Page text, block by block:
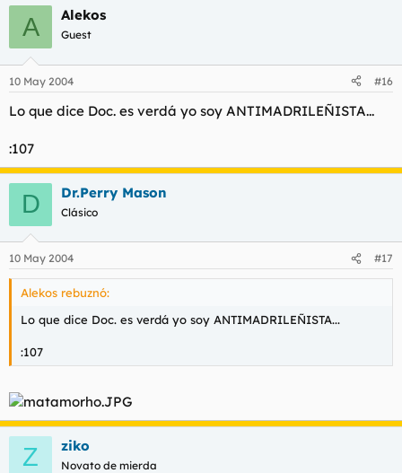
A Alekos
Guest
10 May 2004 #16
Lo que dice Doc. es verdá yo soy ANTIMADRILEÑISTA...
:107
D Dr.Perry Mason
Clásico
10 May 2004 #17
Alekos rebuznó:
Lo que dice Doc. es verdá yo soy ANTIMADRILEÑISTA...
:107
Z ziko
Novato de mierda